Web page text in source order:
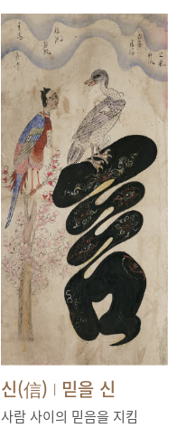
신(信) | 믿을 신
사람 사이의 믿음을 지킴